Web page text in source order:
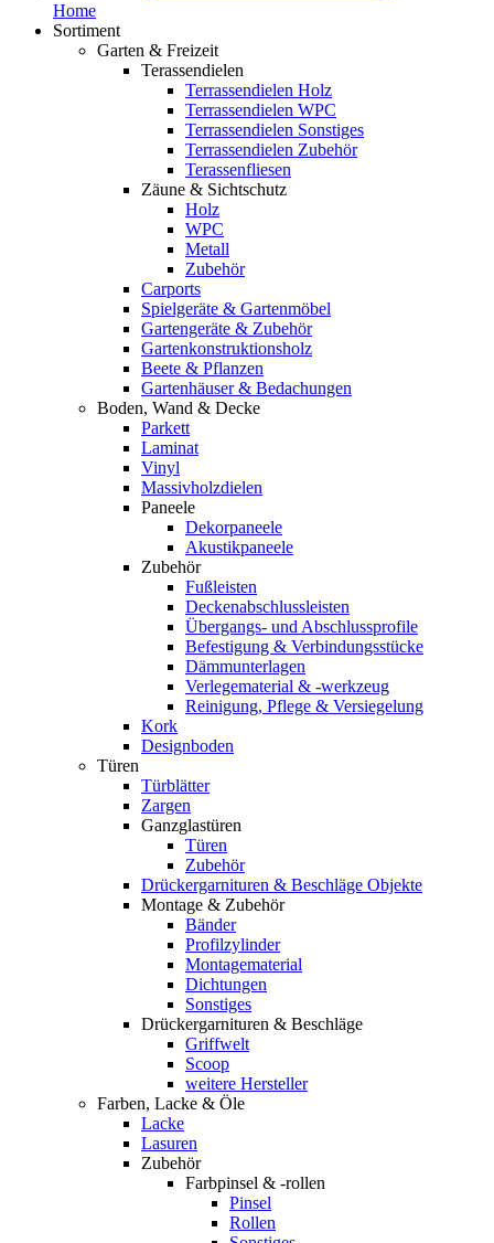
Home
Sortiment
Garten & Freizeit
Terassendielen
Terrassendielen Holz
Terrassendielen WPC
Terrassendielen Sonstiges
Terrassendielen Zubehör
Terassenfliesen
Zäune & Sichtschutz
Holz
WPC
Metall
Zubehör
Carports
Spielgeräte & Gartenmöbel
Gartengeräte & Zubehör
Gartenkonstruktionsholz
Beete & Pflanzen
Gartenhäuser & Bedachungen
Boden, Wand & Decke
Parkett
Laminat
Vinyl
Massivholzdielen
Paneele
Dekorpaneele
Akustikpaneele
Zubehör
Fußleisten
Deckenabschlussleisten
Übergangs- und Abschlussprofile
Befestigung & Verbindungsstücke
Dämmunterlagen
Verlegematerial & -werkzeug
Reinigung, Pflege & Versiegelung
Kork
Designboden
Türen
Türblätter
Zargen
Ganzglastüren
Türen
Zubehör
Drückergarnituren & Beschläge Objekte
Montage & Zubehör
Bänder
Profilzylinder
Montagematerial
Dichtungen
Sonstiges
Drückergarnituren & Beschläge
Griffwelt
Scoop
weitere Hersteller
Farben, Lacke & Öle
Lacke
Lasuren
Zubehör
Farbpinsel & -rollen
Pinsel
Rollen